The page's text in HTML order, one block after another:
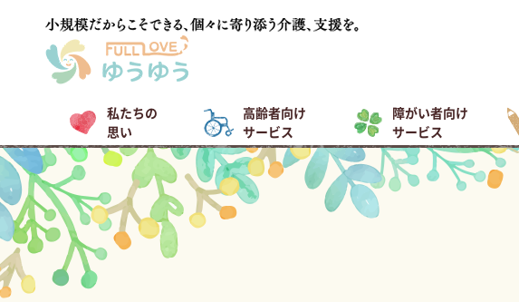
私たちの
思い
高齢者向け
サービス
障がい者向け
サービス